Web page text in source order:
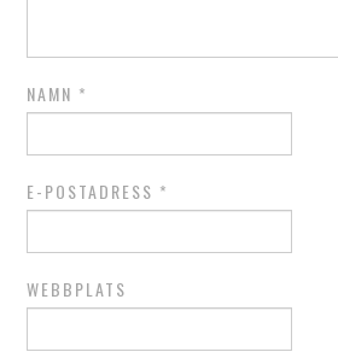
NAMN *
E-POSTADRESS *
WEBBPLATS